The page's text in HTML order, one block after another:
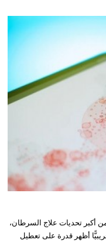
أكبر تحديات علاج السرطان،
أظهر قدرة على تعطيل